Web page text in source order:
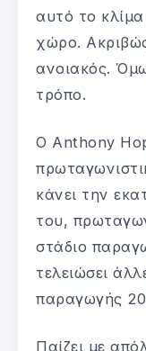
αυτό το
χώρο.
ανοιακός.
τρόπο.
Ο Anthony
κάνει την
του,
στάδιο
τελειώσει
παραγωγής
Παίζει με